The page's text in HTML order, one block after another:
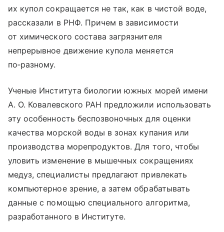
их купол сокращается не так, как в чистой воде,
рассказали в РНФ. Причем в зависимости
от химического состава загрязнителя
непрерывное движение купола меняется
по‑разному.
Ученые Института биологии южных морей имени
А. О. Ковалевского РАН предложили использовать
эту особенность беспозвоночных для оценки
качества морской воды в зонах купания или
производства морепродуктов. Для того, чтобы
уловить изменение в мышечных сокращениях
медуз, специалисты предлагают привлекать
компьютерное зрение, а затем обрабатывать
данные с помощью специального алгоритма,
разработанного в Институте.